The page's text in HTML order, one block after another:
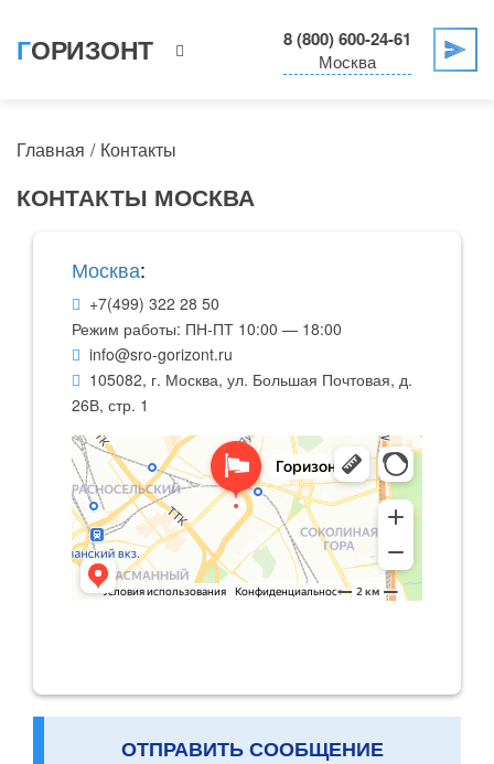
ГОРИЗОНТ 8 (800) 600-24-61
Москва
Главная Контакты
КОНТАКТЫ МОСКВА
Москва:
+7(499) 322 28 50
Режим работы: ПН-ПТ 10:00 — 18:00
info@sro-gorizont.ru
105082, г. Москва, ул. Большая Почтовая, д.
26В, стр. 1
ОТПРАВИТЬ СООБЩЕНИЕ